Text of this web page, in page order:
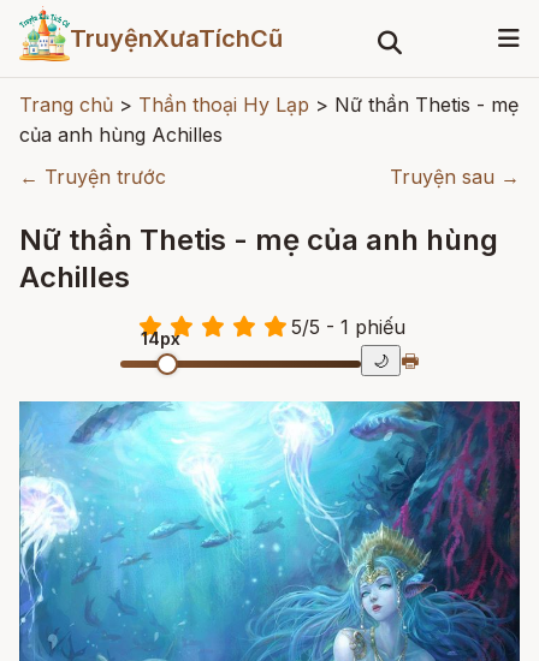
TruyệnXưaTíchCũ
Trang chủ > Thần thoại Hy Lạp > Nữ thần Thetis - mẹ
của anh hùng Achilles
← Truyện trước
Truyện sau →
Nữ thần Thetis - mẹ của anh hùng
Achilles
5/5 - 1 phiếu
14px
🌙 🖶